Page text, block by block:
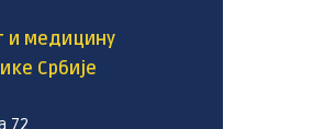
и медицину
Србије
72